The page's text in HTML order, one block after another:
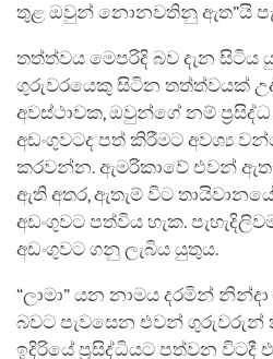
තුළ ඔවුන් නොනවතිනු ඇත”යි
තත්ත්වය මෙපරිදි බව දැන සිටිය
ගුරුවරයෙකු සිටින තත්ත්වයක්
අවස්ථාවක, ඔවුන්ගේ නම්
අඩංගුවටද පත් කිරීමට අවශ්‍ය
කරවන්න. ඇමරිකාවේ එවන්
ඇති අතර, ඇතැම් විට
අඩංගුවට පත්විය හැක.
අඩංගුවට ගනු ලැබිය යුතුය.
“ලාමා” යන නාමය දරමින්
බවට පැවසෙන එවන් ගුරුවරුන්
ඉදිරියේ ප්‍රසිද්ධියට පත්වන විටදී